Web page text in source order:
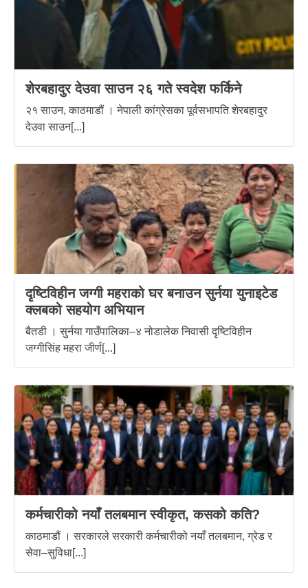
शेरबहादुर देउवा साउन २६ गते स्वदेश फर्किने
२१ साउन, काठमाडौं । नेपाली कांग्रेसका पूर्वसभापति शेरबहादुर
देउवा साउन[...]
दृष्टिविहीन जग्गी महराको घर बनाउन सुर्नया युनाइटेड
क्लबको सहयोग अभियान
बैतडी । सुर्नया गाउँपालिका–४ नोडालेक निवासी दृष्टिविहीन
जग्गीसिंह महरा जीर्ण[...]
कर्मचारीको नयाँ तलबमान स्वीकृत, कसको कति?
काठमाडौं । सरकारले सरकारी कर्मचारीको नयाँ तलबमान, ग्रेड र
सेवा–सुविधा[...]